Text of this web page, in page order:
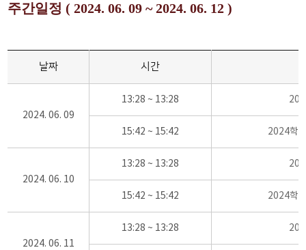
주간일정 ( 2024. 06. 09 ~ 2024. 06. 12 )
날짜 시간
2024. 06. 09
13:28 ~ 13:28
15:42 ~ 15:42 2024학
2024. 06. 10
13:28 ~ 13:28
15:42 ~ 15:42 2024학
2024. 06. 11
13:28 ~ 13:28